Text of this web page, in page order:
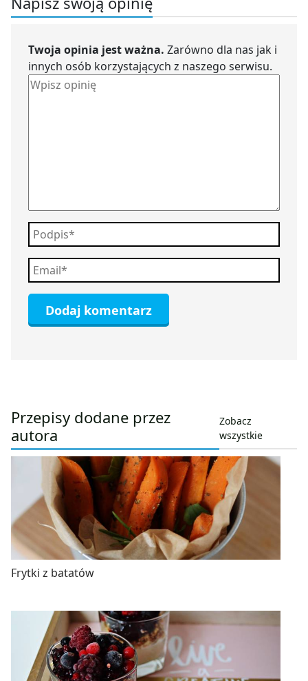
Twoja opinia jest ważna. Zarówno dla nas jak i
innych osób korzystających z naszego serwisu.
Przepisy dodane przez
autora
Zobacz
wszystkie
Frytki z batatów